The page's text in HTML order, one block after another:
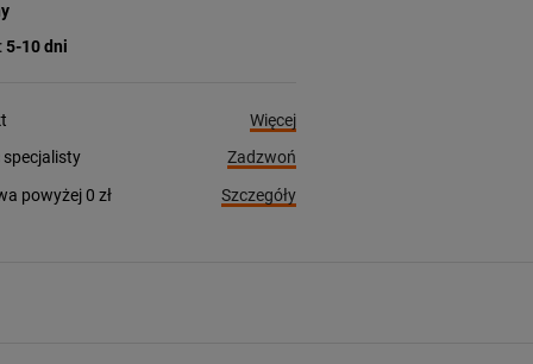
5-10 dni
Więcej
Zadzwoń
powyżej 0 zł
Szczegóły